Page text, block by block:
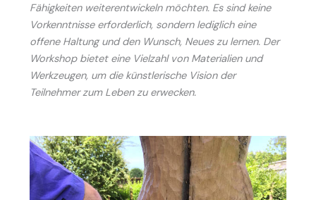
Fähigkeiten weiterentwickeln möchten. Es sind keine
Vorkenntnisse erforderlich, sondern lediglich eine
offene Haltung und den Wunsch, Neues zu lernen. Der
Workshop bietet eine Vielzahl von Materialien und
Werkzeugen, um die künstlerische Vision der
Teilnehmer zum Leben zu erwecken.